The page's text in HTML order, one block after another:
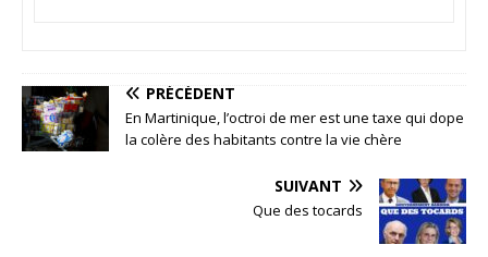
PRÉCÉDENT
En Martinique, l’octroi de mer est une taxe qui dope
la colère des habitants contre la vie chère
SUIVANT
Que des tocards